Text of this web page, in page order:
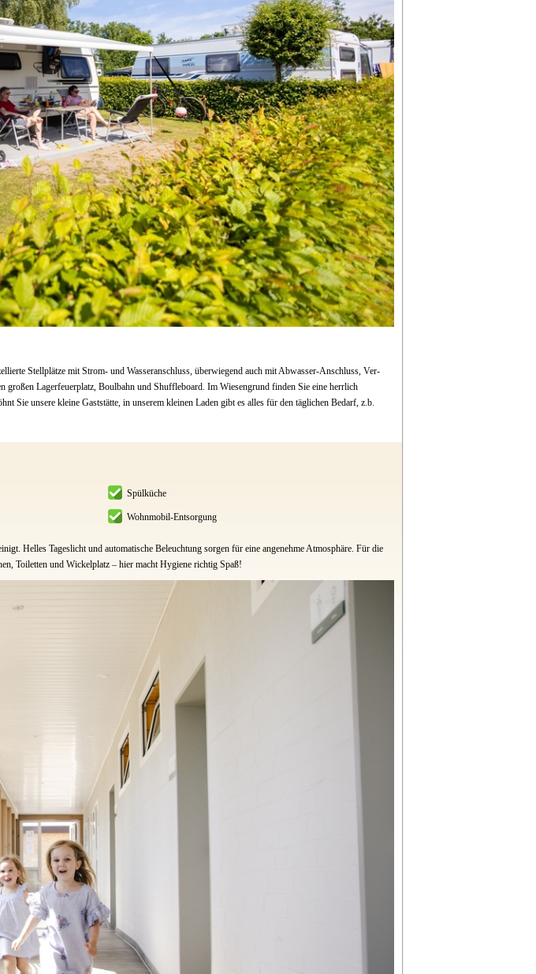
Stellplätze mit Strom- und Wasseranschluss, überwiegend auch mit Abwasser-Anschluss, Ver-
Lagerfeuerplatz, Boulbahn und Shuffleboard. Im Wiesengrund finden Sie eine herrlich
Sie unsere kleine Gaststätte, in unserem kleinen Laden gibt es alles für den täglichen Bedarf, z.b.
Spülküche
Wohnmobil-Entsorgung
Helles Tageslicht und automatische Beleuchtung sorgen für eine angenehme Atmosphäre. Für die
Toiletten und Wickelplatz – hier macht Hygiene richtig Spaß!